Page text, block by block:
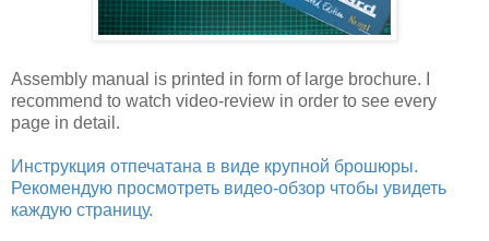
Assembly manual is printed in form of large brochure. I
recommend to watch video-review in order to see every
page in detail.
Инструкция отпечатана в виде крупной брошюры.
Рекомендую просмотреть видео-обзор чтобы увидеть
каждую страницу.